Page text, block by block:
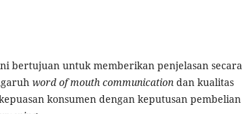
bertujuan untuk memberikan penjelasan secara
word of mouth communication dan kualitas
konsumen dengan keputusan pembelian